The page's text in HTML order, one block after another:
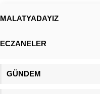
nedeniyle buruk bir sevinç
insanlarımızın içinde
MALATYADAYIZ
ECZANELER
GÜNDEM